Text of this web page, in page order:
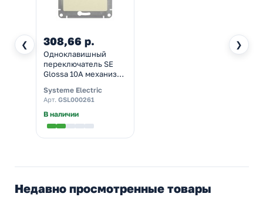
❮ ❯
308,66 р.
Одноклавишный
переключатель SE
Glossa 10A механизм,
Systeme Electric
Арт. GSL000261
В наличии
Недавно просмотренные товары